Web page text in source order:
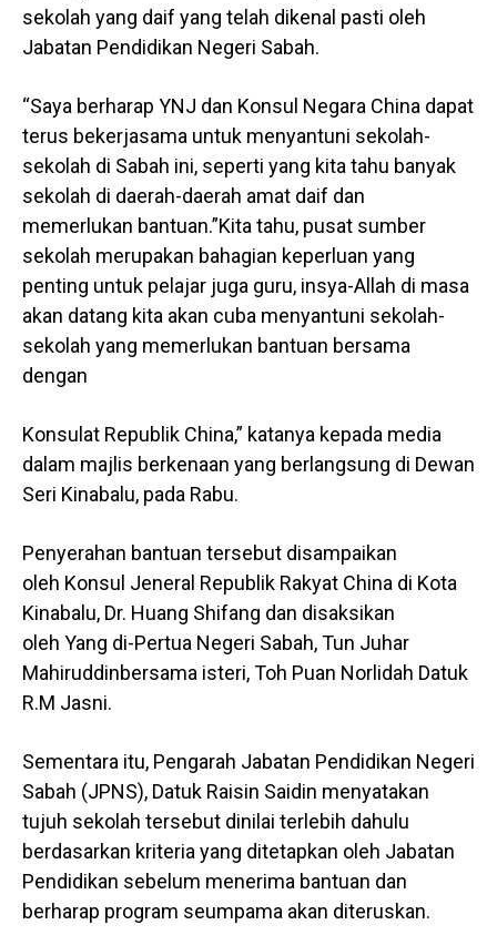
sekolah yang daif yang telah dikenal pasti oleh
Jabatan Pendidikan Negeri Sabah.
“Saya berharap YNJ dan Konsul Negara China dapat
terus bekerjasama untuk menyantuni sekolah-
sekolah di Sabah ini, seperti yang kita tahu banyak
sekolah di daerah-daerah amat daif dan
memerlukan bantuan.”Kita tahu, pusat sumber
sekolah merupakan bahagian keperluan yang
penting untuk pelajar juga guru, insya-Allah di masa
akan datang kita akan cuba menyantuni sekolah-
sekolah yang memerlukan bantuan bersama
dengan
Konsulat Republik China,” katanya kepada media
dalam majlis berkenaan yang berlangsung di Dewan
Seri Kinabalu, pada Rabu.
Penyerahan bantuan tersebut disampaikan
oleh Konsul Jeneral Republik Rakyat China di Kota
Kinabalu, Dr. Huang Shifang dan disaksikan
oleh Yang di-Pertua Negeri Sabah, Tun Juhar
Mahiruddinbersama isteri, Toh Puan Norlidah Datuk
R.M Jasni.
Sementara itu, Pengarah Jabatan Pendidikan Negeri
Sabah (JPNS), Datuk Raisin Saidin menyatakan
tujuh sekolah tersebut dinilai terlebih dahulu
berdasarkan kriteria yang ditetapkan oleh Jabatan
Pendidikan sebelum menerima bantuan dan
berharap program seumpama akan diteruskan.